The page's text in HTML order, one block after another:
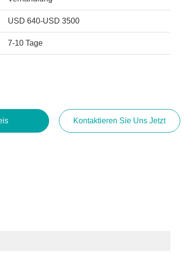
USD 640-USD 3500
7-10 Tage
Kontaktieren Sie Uns Jetzt